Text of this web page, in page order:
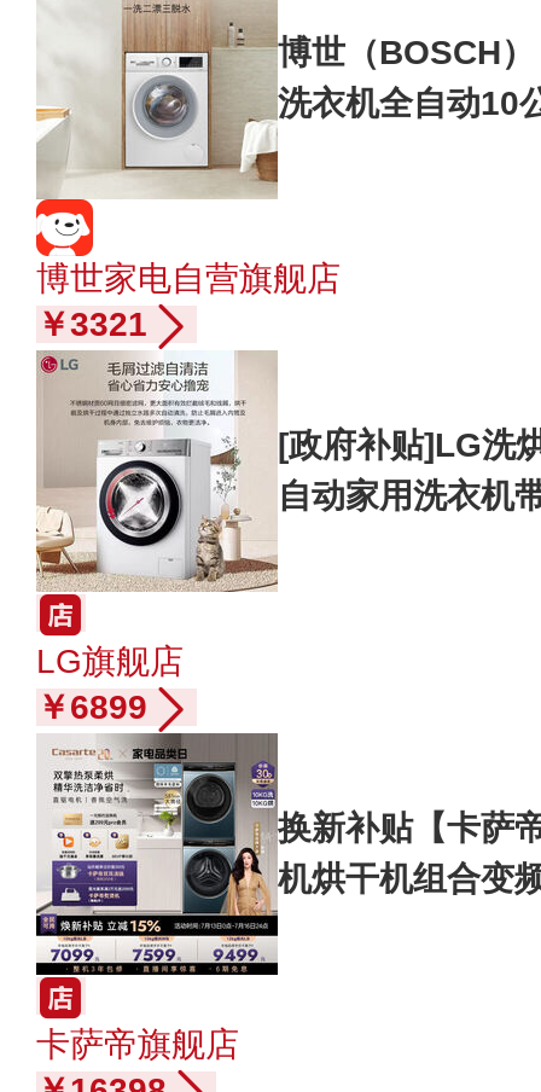
博世（BOSCH
洗衣机全自动10
博世家电自营旗舰店
￥3321
[政府补贴]LG洗
自动家用洗衣机
LG旗舰店
￥6899
换新补贴【卡萨
机烘干机组合变
卡萨帝旗舰店